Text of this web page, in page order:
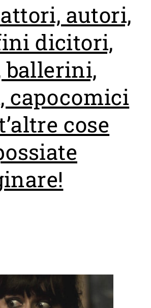
autori,
dicitori,
ballerini,
capocomici
cose